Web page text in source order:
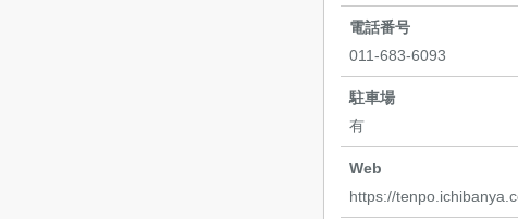
電話番号
011-683-6093
駐車場
有
Web
https://